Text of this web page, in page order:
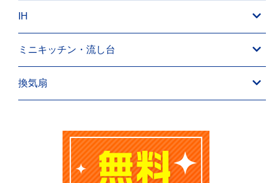
IH
ミニキッチン・流し台
換気扇